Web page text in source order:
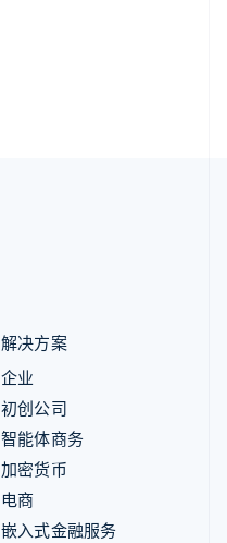
解决方案
企业
初创公司
智能体商务
加密货币
电商
嵌入式金融服务